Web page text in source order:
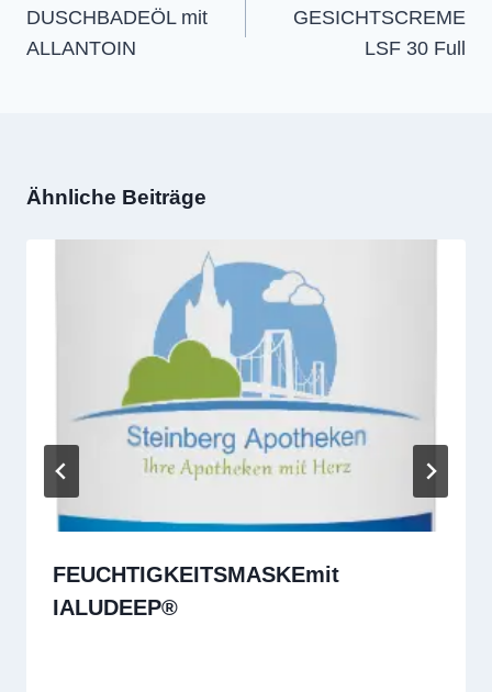
DUSCHBADEÖL mit
ALLANTOIN
GESICHTSCREME
LSF 30 Full
Ähnliche Beiträge
FEUCHTIGKEITSMASKEmit
IALUDEEP®